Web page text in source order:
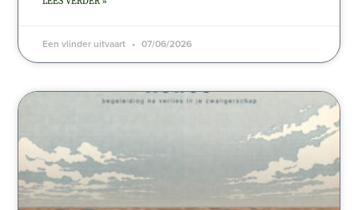
LEES VERDER »
Een vlinder uitvaart 07/06/2026